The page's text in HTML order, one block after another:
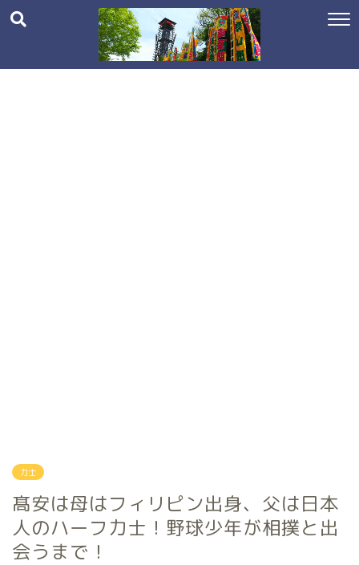
力士
髙安は母はフィリピン出身、父は日本
人のハーフ力士！野球少年が相撲と出
会うまで！